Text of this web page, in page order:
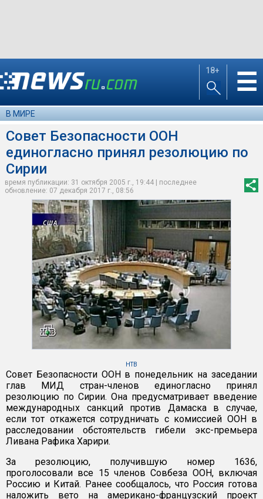
18+ ☰
В МИРЕ
Совет Безопасности ООН
единогласно принял резолюцию по
Сирии
время публикации: 31 октября 2005 г., 19:44 | последнее
обновление: 07 декабря 2017 г., 08:56
НТВ
Совет Безопасности ООН в понедельник на заседании
глав МИД стран-членов единогласно принял
резолюцию по Сирии. Она предусматривает введение
международных санкций против Дамаска в случае,
если тот откажется сотрудничать с комиссией ООН в
расследовании обстоятельств гибели экс-премьера
Ливана Рафика Харири.
За резолюцию, получившую номер 1636,
проголосовали все 15 членов Совбеза ООН, включая
Россию и Китай. Ранее сообщалось, что Россия готова
наложить вето на американо-французский проект